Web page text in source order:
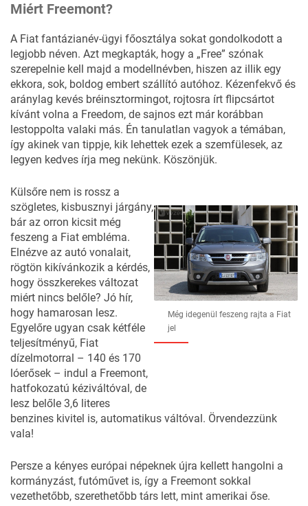
Miért Freemont?
A Fiat fantázianév-ügyi főosztálya sokat gondolkodott a
legjobb néven. Azt megkapták, hogy a „Free” szónak
szerepelnie kell majd a modellnévben, hiszen az illik egy
ekkora, sok, boldog embert szállító autóhoz. Kézenfekvő és
aránylag kevés bréinsztormingot, rojtosra írt flipcsártot
kívánt volna a Freedom, de sajnos ezt már korábban
lestoppolta valaki más. Én tanulatlan vagyok a témában,
így akinek van tippje, kik lehettek ezek a szemfülesek, az
legyen kedves írja meg nekünk. Köszönjük.
Még idegenül feszeng rajta a Fiat
jel
Külsőre nem is rossz a
szögletes, kisbusznyi járgány,
bár az orron kicsit még
feszeng a Fiat embléma.
Elnézve az autó vonalait,
rögtön kikívánkozik a kérdés,
hogy összkerekes változat
miért nincs belőle? Jó hír,
hogy hamarosan lesz.
Egyelőre ugyan csak kétféle
teljesítményű, Fiat
dízelmotorral – 140 és 170
lóerősek – indul a Freemont,
hatfokozatú kéziváltóval, de
lesz belőle 3,6 literes
benzines kivitel is, automatikus váltóval. Örvendezzünk
vala!
Persze a kényes európai népeknek újra kellett hangolni a
kormányzást, futóművet is, így a Freemont sokkal
vezethetőbb, szerethetőbb társ lett, mint amerikai őse.